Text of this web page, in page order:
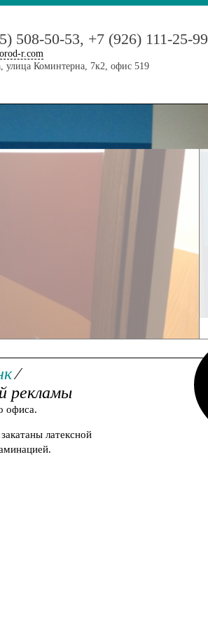
508-50-53, +7 (926) 111-25-99
r.com
улица Коминтерна, 7к2, офис 519
рекламы
⁄
рекламы
офиса.
закатаны латексной
.